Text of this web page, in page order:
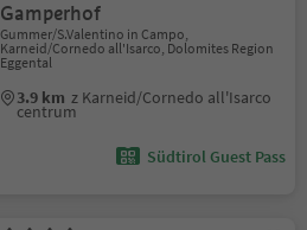
Gamperhof
Gummer/S.Valentino in Campo,
Karneid/Cornedo all'Isarco, Dolomites Region
Eggental
3.9 km z Karneid/Cornedo all'Isarco
centrum
Südtirol Guest Pass